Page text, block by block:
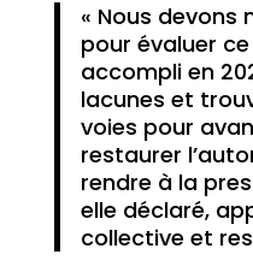
« Nous devons
pour évaluer
accompli en
lacunes et
voies pour
restaurer
rendre à la
elle déclaré,
collective et